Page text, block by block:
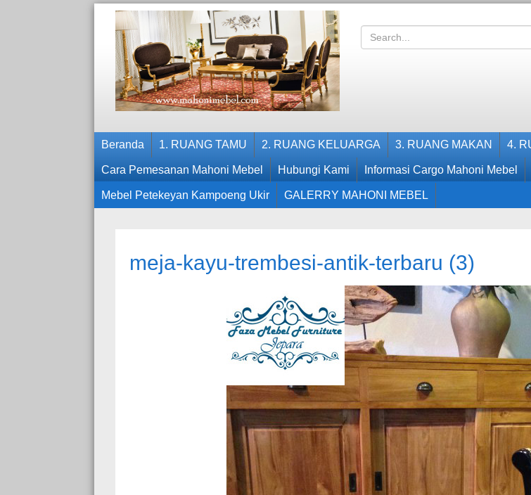
Beranda 1. RUANG TAMU 2. RUANG KELUARGA 3. RUANG MAKAN 4.
Cara Pemesanan Mahoni Mebel Hubungi Kami Informasi Cargo Mahoni Mebel
Mebel Petekeyan Kampoeng Ukir GALERRY MAHONI MEBEL
meja-kayu-trembesi-antik-terbaru (3)